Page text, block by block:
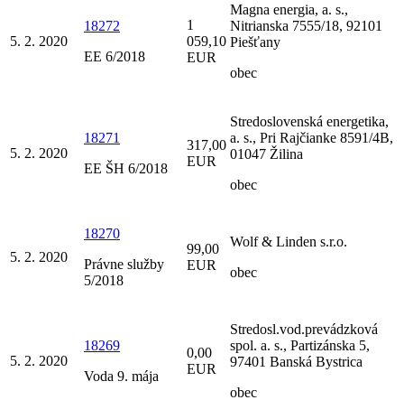
5. 2. 2020
18272
EE 6/2018
1
059,10
EUR
Magna energia, a. s.,
Nitrianska 7555/18, 92101
Piešťany
obec
5. 2. 2020
18271
EE ŠH 6/2018
317,00
EUR
Stredoslovenská energetika,
a. s., Pri Rajčianke 8591/4B,
01047 Žilina
obec
5. 2. 2020
18270
Právne služby
5/2018
99,00
EUR
Wolf & Linden s.r.o.
obec
5. 2. 2020
18269
Voda 9. mája
0,00
EUR
Stredosl.vod.prevádzková
spol. a. s., Partizánska 5,
97401 Banská Bystrica
obec